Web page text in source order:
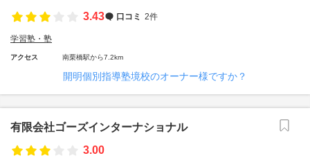
3.43
口コミ 2件
学習塾・塾
アクセス 南栗橋駅から7.2km
開明個別指導塾境校のオーナー様ですか？
有限会社ゴーズインターナショナル
3.00